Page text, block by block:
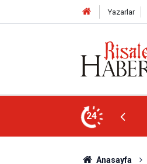
Yazarlar
24
ucunda niçin göz yok?
Anasayfa